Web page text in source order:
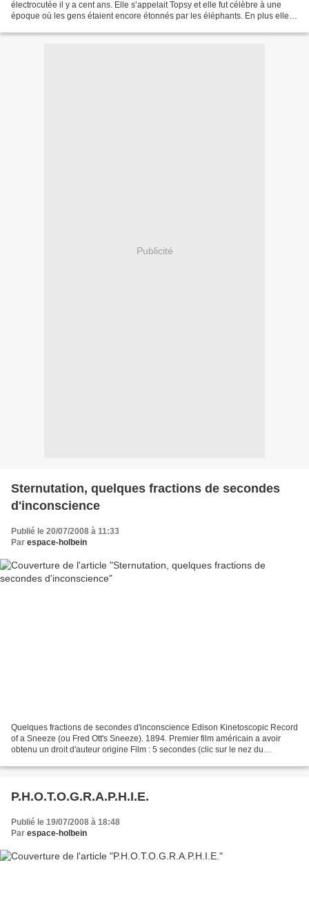
électrocutée il y a cent ans. Elle s’appelait Topsy et elle fut célèbre à une
époque où les gens étaient encore étonnés par les éléphants. En plus elle
Publicité
Sternutation, quelques fractions de secondes
d'inconscience
Publié le 20/07/2008 à 11:33
Par espace-holbein
Quelques fractions de secondes d'inconscience Edison Kinetoscopic Record
of a Sneeze (ou Fred Ott's Sneeze). 1894. Premier film américain a avoir
obtenu un droit d'auteur origine Film : 5 secondes (clic sur le nez du
P.H.O.T.O.G.R.A.P.H.I.E.
Publié le 19/07/2008 à 18:48
Par espace-holbein